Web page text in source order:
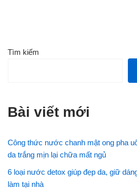
Tìm kiếm
Bài viết mới
Công thức nước chanh mật ong pha
da trắng mịn lại chữa mất ngủ
6 loại nước detox giúp đẹp da, giữ
làm tại nhà